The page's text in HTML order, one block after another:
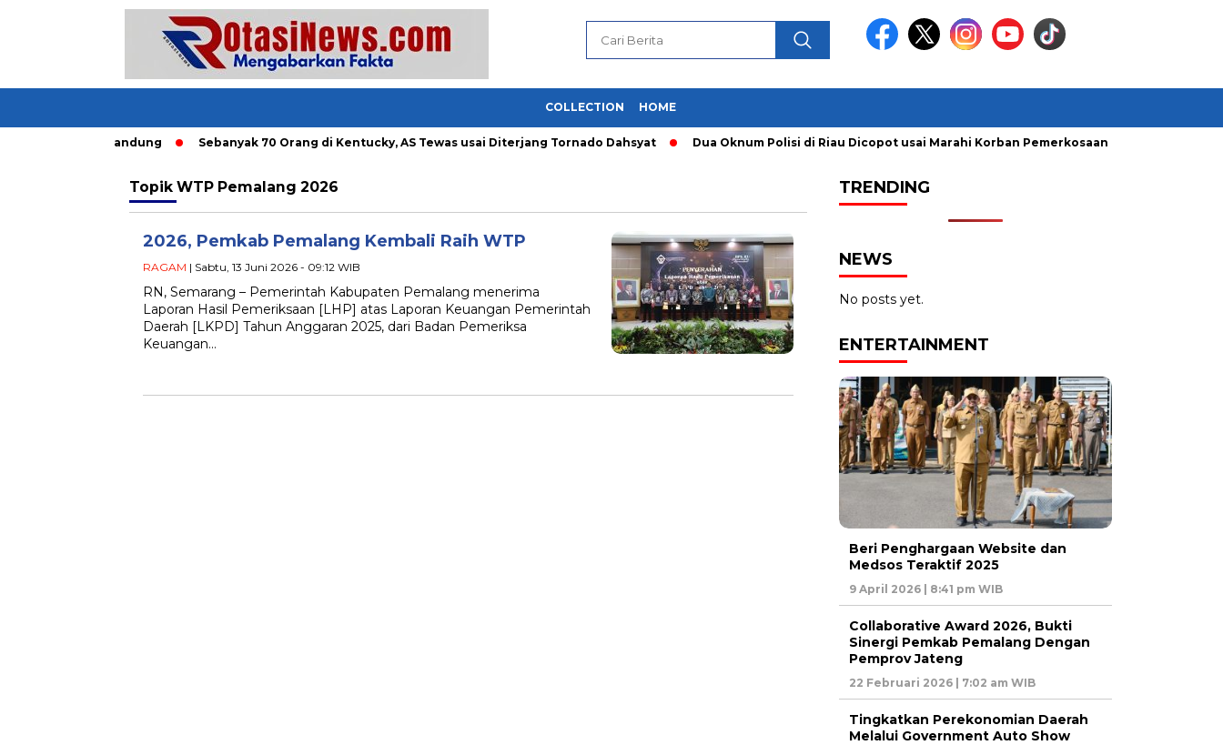
COLLECTION HOME
Umum di Bandung Sebanyak 70 Orang di Kentucky, AS Tewas usai Diterjang Tornado Dahsyat Dua Oknum Polisi di Riau Dicopot usai Marahi Korban Pemerkosaan
Topik WTP Pemalang 2026
2026, Pemkab Pemalang Kembali Raih WTP
RAGAM | Sabtu, 13 Juni 2026 - 09:12 WIB
RN, Semarang – Pemerintah Kabupaten Pemalang menerima
Laporan Hasil Pemeriksaan [LHP] atas Laporan Keuangan Pemerintah
Daerah [LKPD] Tahun Anggaran 2025, dari Badan Pemeriksa
Keuangan…
TRENDING
NEWS
No posts yet.
ENTERTAINMENT
Beri Penghargaan Website dan
Medsos Teraktif 2025
9 April 2026 | 8:41 pm WIB
Collaborative Award 2026, Bukti
Sinergi Pemkab Pemalang Dengan
Pemprov Jateng
22 Februari 2026 | 7:02 am WIB
Tingkatkan Perekonomian Daerah
Melalui Government Auto Show